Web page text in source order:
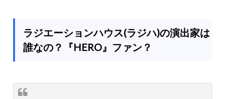
ラジエーションハウス(ラジハ)の演出家は
誰なの？『HERO』ファン？